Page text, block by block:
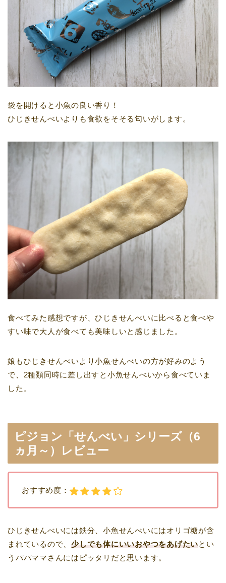
袋を開けると小魚の良い香り！
ひじきせんべいよりも食欲をそそる匂いがします。
食べてみた感想ですが、ひじきせんべいに比べると食べや
すい味で大人が食べても美味しいと感じました。
娘もひじきせんべいより小魚せんべいの方が好みのよう
で、2種類同時に差し出すと小魚せんべいから食べていま
した。
ピジョン「せんべい」シリーズ（6
ヵ月～）レビュー
おすすめ度：
ひじきせんべいには鉄分、小魚せんべいにはオリゴ糖が含
まれているので、少しでも体にいいおやつをあげたいとい
うパパママさんにはピッタリだと思います。